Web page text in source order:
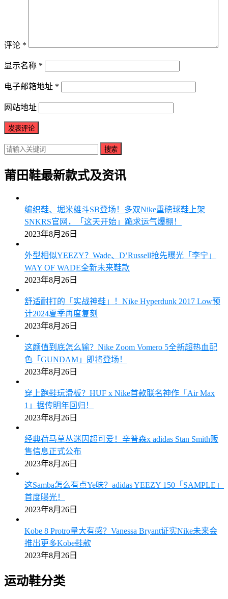
评论 *
显示名称 *
电子邮箱地址 *
网站地址
搜索
莆田鞋最新款式及资讯
编织鞋、堀米雄斗SB登场！多双Nike重磅球鞋上架
SNKRS官网，「这天开始」跪求运气爆棚！
2023年8月26日
外型相似YEEZY？Wade、D’Russell抢先曝光「李宁」
WAY OF WADE全新未来鞋款
2023年8月26日
舒适耐打的「实战神鞋」！Nike Hyperdunk 2017 Low预
计2024夏季再度复刻
2023年8月26日
这颜值到底怎么输？Nike Zoom Vomero 5全新超热血配
色「GUNDAM」即将登场！
2023年8月26日
穿上跑鞋玩滑板？HUF x Nike首款联名神作「Air Max
1」据传明年回归！
2023年8月26日
经典荷马草丛迷因超可爱！辛普森x adidas Stan Smith贩
售信息正式公布
2023年8月26日
这Samba怎么有点Ye味？adidas YEEZY 150「SAMPLE」
首度曝光！
2023年8月26日
Kobe 8 Protro量大有感？Vanessa Bryant证实Nike未来会
推出更多Kobe鞋款
2023年8月26日
运动鞋分类